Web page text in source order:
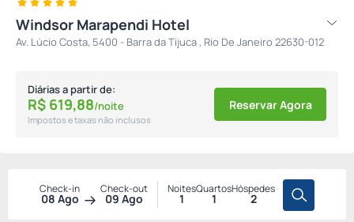
Windsor Marapendi Hotel
Av. Lúcio Costa, 5400 - Barra da Tijuca , Rio De Janeiro 22630-012
Diárias a partir de:
R$ 619,88/noite
Impostos e taxas não inclusos
Reservar Agora
Check-in
08 Ago
Check-out
09 Ago
Noites
1
Quartos
1
Hóspedes
2